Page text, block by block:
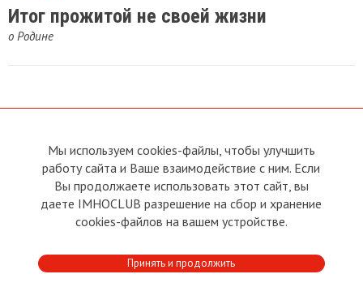
Итог прожитой не своей жизни
о Родине
О сайте
Условия пользования
Политика конфиденциальности
Прямая связь с
Председателем
Прямая связь c членами клуба
Реклама
Контакты
Club
Мы используем cookies-файлы, чтобы улучшить
работу сайта и Ваше взаимодействие с ним. Если
Вы продолжаете использовать этот сайт, вы
даете IMHOCLUB разрешение на сбор и хранение
cookies-файлов на вашем устройстве.
Принять и продолжить